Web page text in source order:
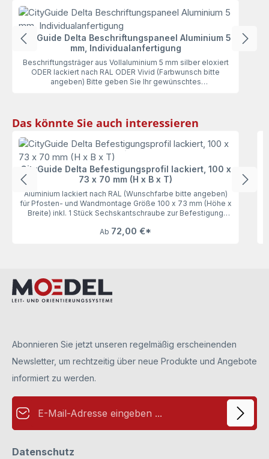
CityGuide Delta Beschriftungspaneel Aluminium 5
mm, Individualanfertigung
Beschriftungsträger aus Vollaluminium 5 mm silber eloxiert
ODER lackiert nach RAL ODER Vivid (Farbwunsch bitte
angeben) Bitte geben Sie Ihr gewünschtes
DELTA-ProfilUnser Individual Beschriftungspaneel, passend
zum Befestigungsprofil DELTA, wird ganz nach Ihren
Wünschen angefertigt. Bitte geben Sie Ihre Wünsche (Farbe,
Größe, gewünschte Eckenform) bei Ihrer Anfrage mit an.
Produktgalerie überspringen
Das könnte Sie auch interessieren
CityGuide Delta Befestigungsprofil lackiert, 100 x
73 x 70 mm (H x B x T)
Aluminium lackiert nach RAL (Wunschfarbe bitte angeben)
für Pfosten- und Wandmontage Größe 100 x 73 mm (Höhe x
Breite) inkl. 1 Stück Sechskantschraube zur Befestigung
zur Schraubmontage an Pfosten/Wand inkl. 1 Stück
aus Aluminium, Holz oder sogar einem Stamm. Lackierbar
nach RAL oder unseren Vivid-Farben. Teilen Sie uns Ihren
Farbwunsch bitte mit.
Ab 72,00 €*
Abonnieren Sie jetzt unseren regelmäßig erscheinenden
Newsletter, um rechtzeitig über neue Produkte und Angebote
informiert zu werden.
E-Mail-Adresse*
Datenschutz